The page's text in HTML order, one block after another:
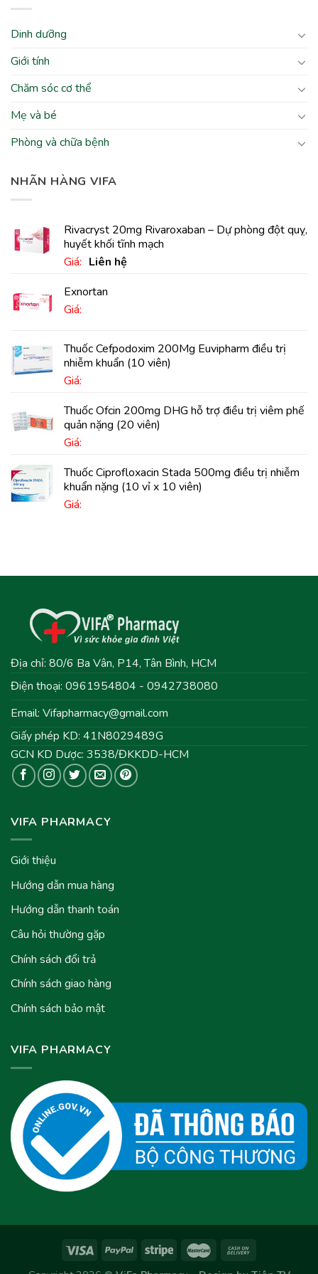
Dinh dưỡng
Giới tính
Chăm sóc cơ thể
Mẹ và bé
Phòng và chữa bệnh
NHÃN HÀNG VIFA
Rivacryst 20mg Rivaroxaban – Dự phòng đột quỵ,
huyết khối tĩnh mạch
Giá: Liên hệ
Exnortan
Giá:
Thuốc Cefpodoxim 200Mg Euvipharm điều trị
nhiễm khuẩn (10 viên)
Giá:
Thuốc Ofcin 200mg DHG hỗ trợ điều trị viêm phế
quản nặng (20 viên)
Giá:
Thuốc Ciprofloxacin Stada 500mg điều trị nhiễm
khuẩn nặng (10 vỉ x 10 viên)
Giá:
Địa chỉ: 80/6 Ba Vân, P14, Tân Bình, HCM
Điện thoại: 0961954804 - 0942738080
Email: Vifapharmacy@gmail.com
Giấy phép KD: 41N8029489G
GCN KD Dược: 3538/ĐKKDD-HCM
VIFA PHARMACY
Giới thiệu
Hướng dẫn mua hàng
Hướng dẫn thanh toán
Câu hỏi thường gặp
Chính sách đổi trả
Chính sách giao hàng
Chính sách bảo mật
VIFA PHARMACY